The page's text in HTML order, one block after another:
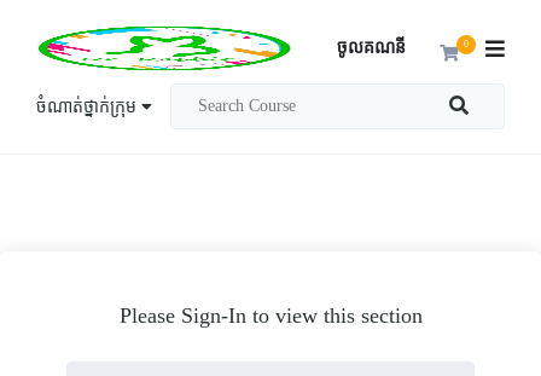
ចំណាត់ថ្នាក់ក្រុម
0
ចូលគណនី
Please Sign-In to view this section